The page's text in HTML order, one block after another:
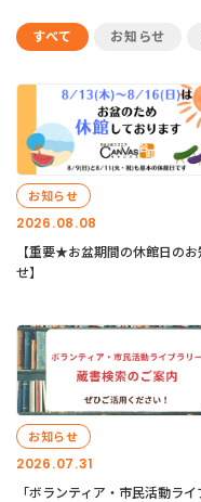
すべて お知らせ
2026.08.08
お知らせ
【重要★お盆期間の休館日のお
せ】
2026.07.31
お知らせ
「ボランティア・市民活動ライ